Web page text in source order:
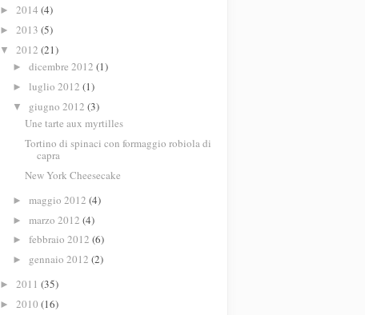
► 2014 (4)
► 2013 (5)
▼ 2012 (21)
► dicembre 2012 (1)
► luglio 2012 (1)
▼ giugno 2012 (3)
Une tarte aux myrtilles
Tortino di spinaci con formaggio robiola di
capra
New York Cheesecake
► maggio 2012 (4)
► marzo 2012 (4)
► febbraio 2012 (6)
► gennaio 2012 (2)
► 2011 (35)
► 2010 (16)